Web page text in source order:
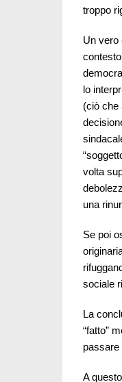
troppo
Un vero
lo
(ciò che
volta
una
Se poi
sociale
La
“fatto”
passare
A